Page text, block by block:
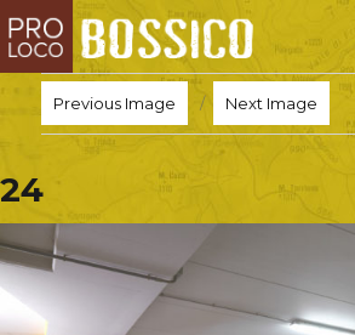
HOME
PRO LOCO
L’ALTOPIANO
PROMOZIONI
SPORT
OSPITALITÀ
Previous Image Next Image
24